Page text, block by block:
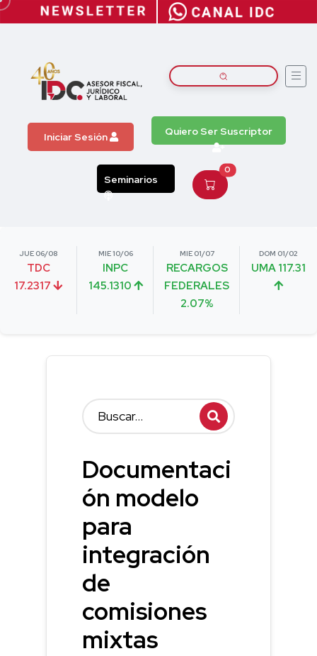
Iniciar Sesión Quiero Ser Suscriptor
Seminarios
0
JUE 06/08
TDC
17.2317
MIE 10/06
INPC
145.1310
MIE 01/07
RECARGOS
FEDERALES
2.07%
DOM 01/02
UMA 117.31
Documentaci
ón modelo
para
integración
de
comisiones
mixtas